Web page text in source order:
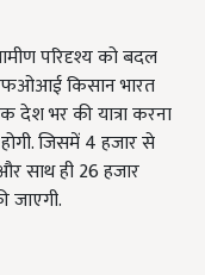
परिदृश्य को बदल
किसान भारत
देश भर की यात्रा करना
जिसमें 4 हजार से
साथ ही 26 हजार
जाएगी.